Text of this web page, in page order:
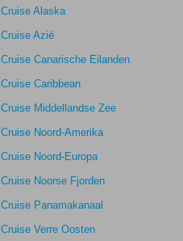
Cruise Alaska
Cruise Azië
Cruise Canarische Eilanden
Cruise Caribbean
Cruise Middellandse Zee
Cruise Noord-Amerika
Cruise Noord-Europa
Cruise Noorse Fjorden
Cruise Panamakanaal
Cruise Verre Oosten